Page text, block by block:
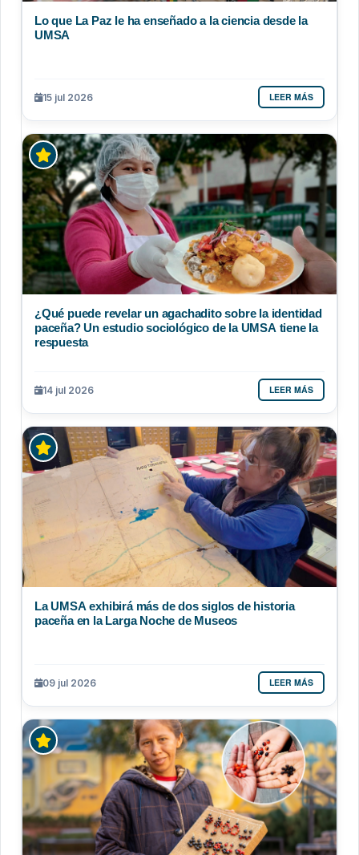
Lo que La Paz le ha enseñado a la ciencia desde la
UMSA
15 jul 2026 LEER MÁS
¿Qué puede revelar un agachadito sobre la identidad
paceña? Un estudio sociológico de la UMSA tiene la
respuesta
14 jul 2026 LEER MÁS
La UMSA exhibirá más de dos siglos de historia
paceña en la Larga Noche de Museos
09 jul 2026 LEER MÁS